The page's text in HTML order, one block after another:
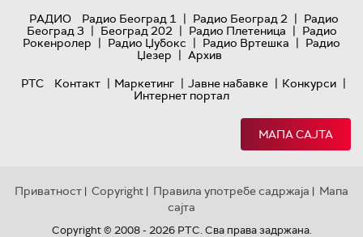
РАДИО
Радио Београд 1 | Радио Београд 2 | Радио
Београд 3 | Београд 202 | Радио Плетеница | Радио
Рокенролер | Радио Џубокс | Радио Вртешка | Радио
Џезер | Архив
РТС
Контакт | Маркетинг | Јавне набавке | Конкурси |
Интернет портал
МАПА САЈТА
Приватност | Copyright | Правила употребе садржаја | Мапа
сајта
Copyright © 2008 - 2026 РТС. Сва права задржана.